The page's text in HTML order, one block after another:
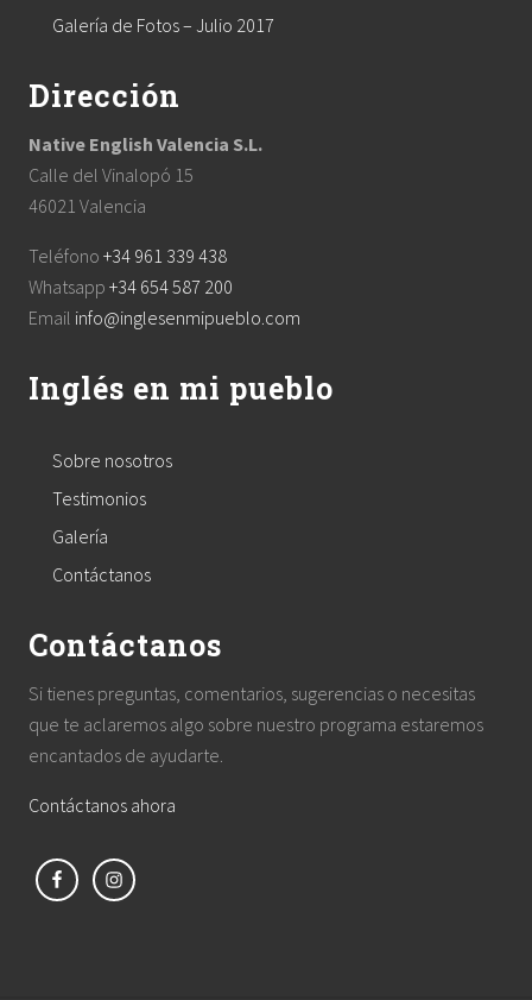
Galería de Fotos – Julio 2017
Dirección
Native English Valencia S.L.
Calle del Vinalopó 15
46021 Valencia
Teléfono +34 961 339 438
Whatsapp +34 654 587 200
Email info@inglesenmipueblo.com
Inglés en mi pueblo
Sobre nosotros
Testimonios
Galería
Contáctanos
Contáctanos
Si tienes preguntas, comentarios, sugerencias o necesitas
que te aclaremos algo sobre nuestro programa estaremos
encantados de ayudarte.
Contáctanos ahora